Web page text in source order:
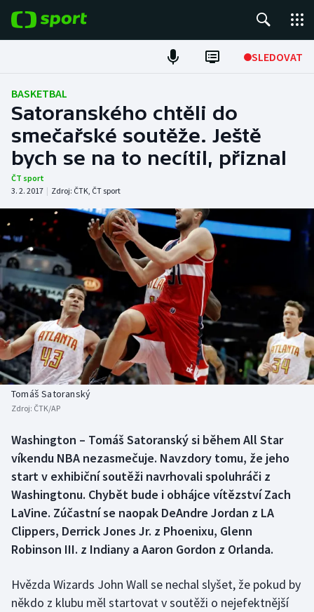
SLEDOVAT
Fotbal
Hokej
Tenis
Atletika
Cyklistika
DALŠÍ SPORTY
Americký fotbal
Baseball a softbal
Basketbal
Biatlon
Box
Curling
Dostihy
NEPŘEHLÉDNĚTE
Soutěže
Historické návraty
Aplikace ČT sport
BASKETBAL
Satoranského chtěli do
smečařské soutěže. Ještě
bych se na to necítil, přiznal
ČT sport
3. 2. 2017 | Zdroj: ČTK, ČT sport
Tomáš Satoranský
Zdroj: ČTK/AP
Washington – Tomáš Satoranský si během All Star
víkendu NBA nezasmečuje. Navzdory tomu, že jeho
start v exhibiční soutěži navrhovali spoluhráči z
Washingtonu. Chybět bude i obhájce vítězství Zach
LaVine. Zúčastní se naopak DeAndre Jordan z LA
Clippers, Derrick Jones Jr. z Phoenixu, Glenn
Robinson III. z Indiany a Aaron Gordon z Orlanda.
Hvězda Wizards John Wall se nechal slyšet, že pokud by
někdo z klubu měl startovat v soutěži o nejefektnější